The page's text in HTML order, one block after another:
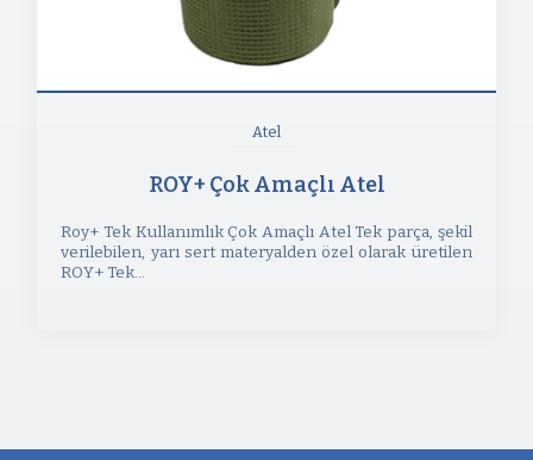
Atel
ROY+ Çok Amaçlı Atel
Roy+ Tek Kullanımlık Çok Amaçlı Atel Tek parça, şekil
verilebilen, yarı sert materyalden özel olarak üretilen
ROY+ Tek...